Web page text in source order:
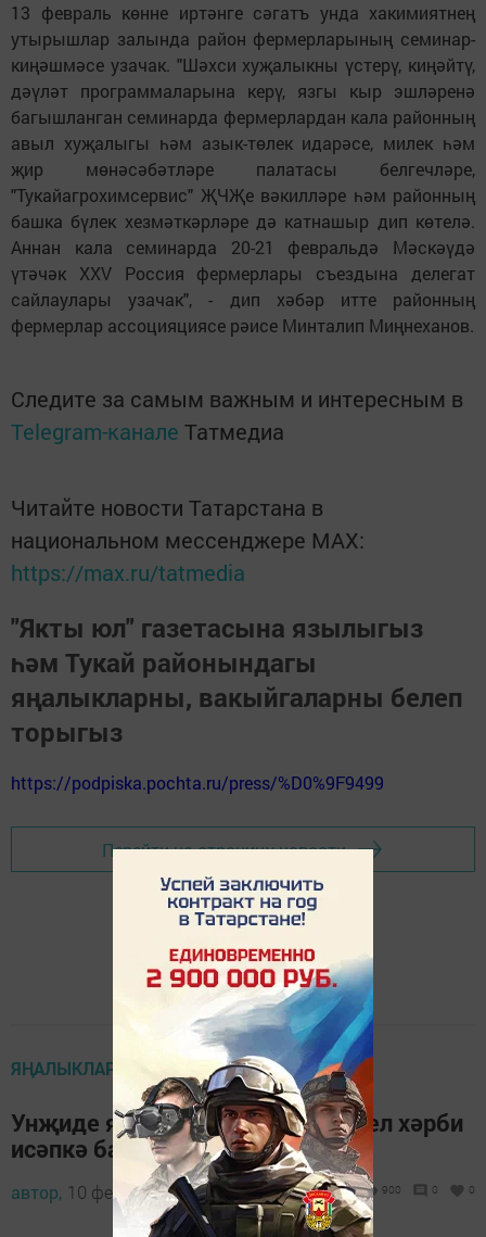
13 февраль көнне иртәнге сәгатъ унда хакимиятнең
утырышлар залында район фермерларының семинар-
киңәшмәсе узачак. "Шәхси хуҗалыкны үстерү, киңәйтү,
дәүләт программаларына керү, язгы кыр эшләренә
багышланган семинарда фермерлардан кала районның
авыл хуҗалыгы һәм азык-төлек идарәсе, милек һәм
җир мөнәсәбәтләре палатасы белгечләре,
"Тукайагрохимсервис" ҖЧҖе вәкилләре һәм районның
башка бүлек хезмәткәрләре дә катнашыр дип көтелә.
Аннан кала семинарда 20-21 февральдә Мәскәүдә
үтәчәк XXV Россия фермерлары съездына делегат
сайлаулары узачак", - дип хәбәр итте районның
фермерлар ассоцияциясе рәисе Минталип Миңнеханов.
Следите за самым важным и интересным в
Telegram-канале Татмедиа
Читайте новости Татарстана в
национальном мессенджере MАХ:
https://max.ru/tatmedia
"Якты юл" газетасына язылыгыз
һәм Тукай районындагы
яңалыкларны, вакыйгаларны белеп
торыгыз
https://podpiska.pochta.ru/press/%D0%9F9499
Перейти на страницу новости
ЯҢАЛЫКЛАР
Унҗиде яшьлек егетләр беренчел хәрби
исәпкә баса
автор, 10 февраль 2014 - 04:05 900 0 0